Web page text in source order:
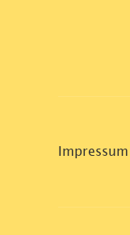
Impressum